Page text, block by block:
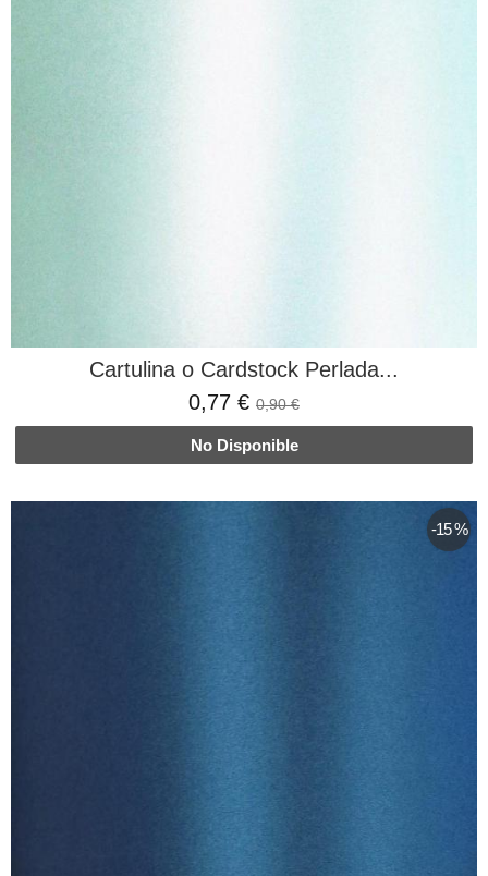
Cartulina o Cardstock Perlada...
0,77 € 0,90 €
No Disponible
-15 %